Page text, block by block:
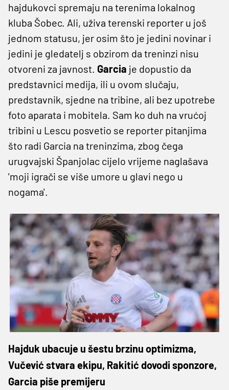
hajdukovci spremaju na terenima lokalnog
kluba Šobec. Ali, uživa terenski reporter u još
jednom statusu, jer osim što je jedini novinar i
jedini je gledatelj s obzirom da treninzi nisu
otvoreni za javnost. Garcia je dopustio da
predstavnici medija, ili u ovom slučaju,
predstavnik, sjedne na tribine, ali bez upotrebe
foto aparata i mobitela. Sam ko duh na vrućoj
tribini u Lescu posvetio se reporter pitanjima
što radi Garcia na treninzima, zbog čega
urugvajski Španjolac cijelo vrijeme naglašava
'moji igrači se više umore u glavi nego u
nogama'.
Hajduk ubacuje u šestu brzinu optimizma,
Vučević stvara ekipu, Rakitić dovodi sponzore,
Garcia piše premijeru